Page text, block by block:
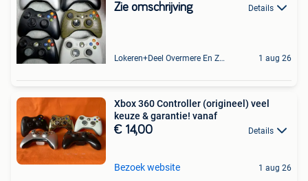
Zie omschrijving Details
Lokeren+Deel Overmere En Zele 1 aug 26
Xbox 360 Controller (origineel) veel
keuze & garantie! vanaf
€ 14,00 Details
Bezoek website 1 aug 26